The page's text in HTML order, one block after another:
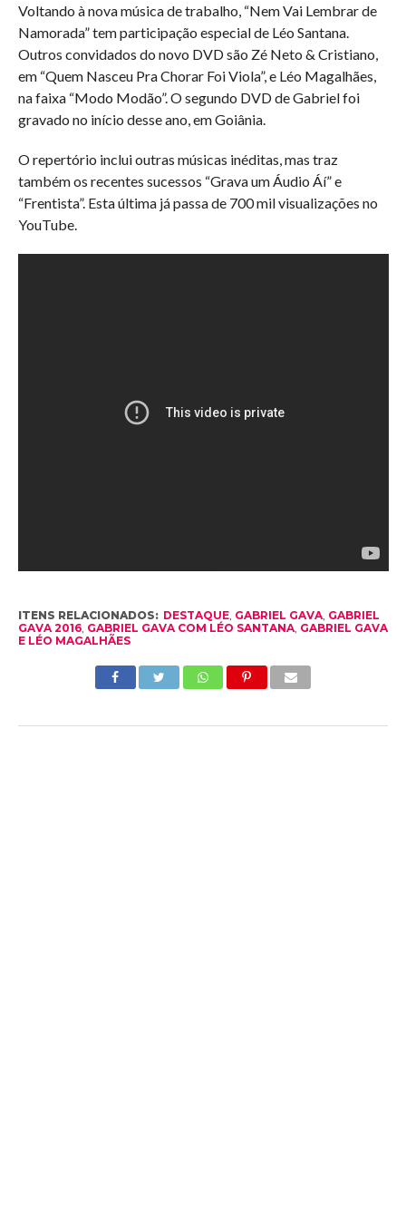
Voltando à nova música de trabalho, “Nem Vai Lembrar de
Namorada” tem participação especial de Léo Santana.
Outros convidados do novo DVD são Zé Neto & Cristiano,
em “Quem Nasceu Pra Chorar Foi Viola”, e Léo Magalhães,
na faixa “Modo Modão”. O segundo DVD de Gabriel foi
gravado no início desse ano, em Goiânia.
O repertório inclui outras músicas inéditas, mas traz
também os recentes sucessos “Grava um Áudio Áí” e
“Frentista”. Esta última já passa de 700 mil visualizações no
YouTube.
ITENS RELACIONADOS: DESTAQUE, GABRIEL GAVA, GABRIEL
GAVA 2016, GABRIEL GAVA COM LÉO SANTANA, GABRIEL GAVA
E LÉO MAGALHÃES